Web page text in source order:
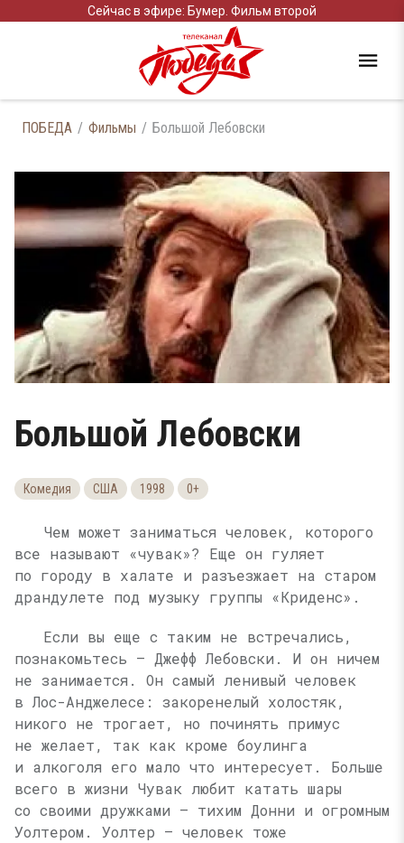
Сейчас в эфире: Бумер. Фильм второй
ПОБЕДА Фильмы Большой Лебовски
Большой Лебовски
Комедия США 1998 0+
Чем может заниматься человек, которого
все называют «чувак»? Еще он гуляет
по городу в халате и разъезжает на старом
драндулете под музыку группы «Криденс».
Если вы еще с таким не встречались,
познакомьтесь — Джефф Лебовски. И он ничем
не занимается. Он самый ленивый человек
в Лос-Анджелесе: закоренелый холостяк,
никого не трогает, но починять примус
не желает, так как кроме боулинга
и алкоголя его мало что интересует. Больше
всего в жизни Чувак любит катать шары
со своими дружками — тихим Донни и огромным
Уолтером. Уолтер — человек тоже